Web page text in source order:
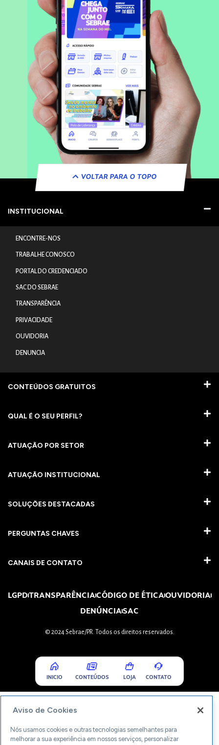
VOLTAR PARA O TOPO
INSTITUCIONAL
ENCONTRE-NOS
TRABALHE CONOSCO
PORTAL DO CREDENCIADO
SAC DO SEBRAE
TRANSPARÊNCIA
PRIVACIDADE
OUVIDORIA
DENUNCIA
CONTEÚDOS GRATUITOS
QUAL É O SEU PERFIL?
ATUAÇÃO POR SETOR
ATUAÇÃO INSTITUCIONAL
SOLUÇÕES DESTACADAS
PERGUNTAS CHAVES​
CANAIS DE CONTATO
LGPDTRANSPARÊNCIACÓDIGO DE ÉTICAOUVIDORIA
DENÚNCIASAC
© 2024 Sebrae/PR. Todos os direitos reservados.
INICIO CONTEÚDOS LOJA CONTATO
Aviso de Cookies
Nós usamos cookies e outras tecnologias semelhantes para
melhorar a sua experiência em nossos serviços, personalizar